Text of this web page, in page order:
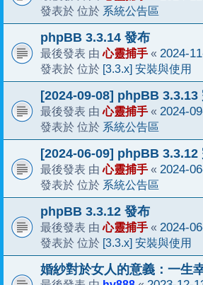
發表於 位於 系統公告區
phpBB 3.3.14 發布
最後發表 由心靈捕手 « 2024-
發表於 位於 [3.3.x] 安裝與使用
[2024-09-08] phpBB 3.3.13
最後發表 由心靈捕手 « 2024-
發表於 位於 系統公告區
[2024-06-09] phpBB 3.3.12
最後發表 由心靈捕手 « 2024-
發表於 位於 系統公告區
phpBB 3.3.12 發布
最後發表 由心靈捕手 « 2024-
發表於 位於 [3.3.x] 安裝與使用
婚紗對於女人的意義：一生